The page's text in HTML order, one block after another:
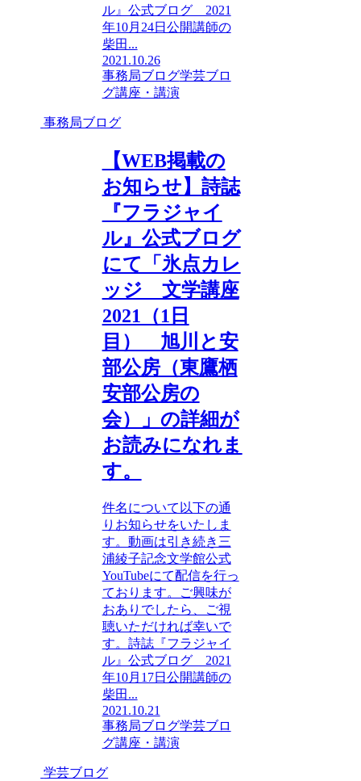
ル』公式ブログ 2021
年10月24日公開講師の
柴田...
2021.10.26
事務局ブログ学芸ブロ
グ講座・講演
事務局ブログ
【WEB掲載の
お知らせ】詩誌
『フラジャイ
ル』公式ブログ
にて「氷点カレ
ッジ 文学講座
2021（1日
目） 旭川と安
部公房（東鷹栖
安部公房の
会）」の詳細が
お読みになれま
す。
件名について以下の通
りお知らせをいたしま
す。動画は引き続き三
浦綾子記念文学館公式
YouTubeにて配信を行っ
ております。ご興味が
おありでしたら、ご視
聴いただければ幸いで
す。詩誌『フラジャイ
ル』公式ブログ 2021
年10月17日公開講師の
柴田...
2021.10.21
事務局ブログ学芸ブロ
グ講座・講演
学芸ブログ